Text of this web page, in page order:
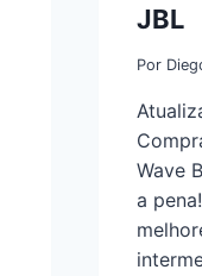
JBL
Por
Wave
a